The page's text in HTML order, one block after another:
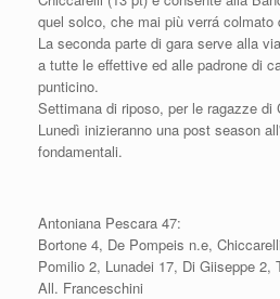
quel solco, che mai più verrá colmato
La seconda parte di gara serve alla
a tutte le effettive ed alle padrone di
punticino.
Settimana di riposo, per le ragazze di
Lunedì inizieranno una post season
fondamentali.
Antoniana Pescara 47:
Bortone 4, De Pompeis n.e,
Pomilio 2, Lunadei 17, Di Giiseppe 2,
All. Franceschini